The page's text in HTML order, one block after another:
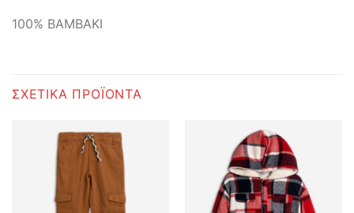
100% ΒΑΜΒΑΚΙ
ΣΧΕΤΙΚΆ ΠΡΟΪΌΝΤΑ